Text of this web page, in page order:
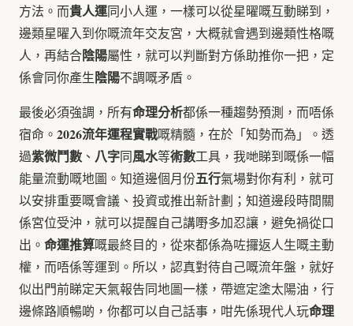
方法。而貴人運同小人運，一樣可以從星曜嘅互動睇到，
邊類星曜入到你嘅流年交友宮，大概就會遇到邊類性格嘅
人，再結合陰陽屬性，就可以判斷對方係助推你一把，定
係會同你產生陰陽不調嘅矛盾。
最後必須強調，所有命理分析都係一種趨勢預測，而唔係
宿命。 2026流年運程實戰嘅精髓，在於「知勢而為」。透
過紫微鬥數 、 八字同風水等術數工具，我哋睇到嘅係一幅
能量流動嘅地圖。知道邊個月份五行氣場對你有利，就可
以安排重要嘅會議、投資或推出新計劃；知道邊段時間關
係宮位受沖，就可以提醒自己講嘢多加忍讓，避免禍從口
出。 命運推算嘅最終目的，從來都係為咗攞返人生嘅主動
權，而唔係等運到。所以，認真對待自己嘅流年盤，就好
似出門前睇定天氣報告同地圖一樣，帶遮定塗太陽油，行
邊條路順暢啲，你都可以自己話事，咁先係現代人玩命理